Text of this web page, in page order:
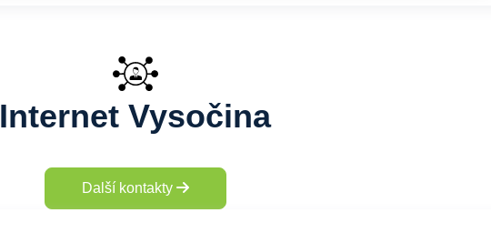
Internet Vysočina
Další kontakty